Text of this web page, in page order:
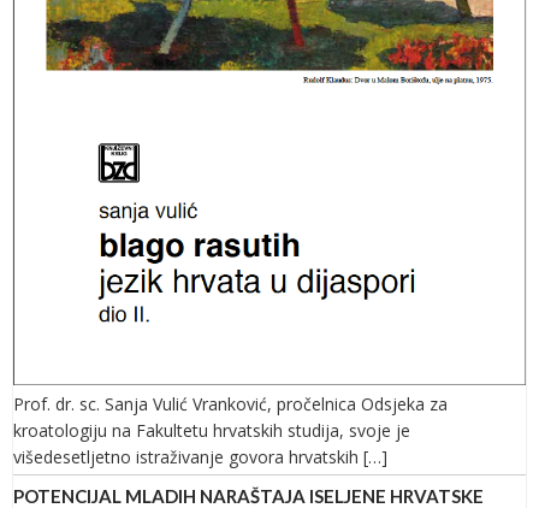
Prof. dr. sc. Sanja Vulić Vranković, pročelnica Odsjeka za
kroatologiju na Fakultetu hrvatskih studija, svoje je
višedesetljetno istraživanje govora hrvatskih […]
POTENCIJAL MLADIH NARAŠTAJA ISELJENE HRVATSKE